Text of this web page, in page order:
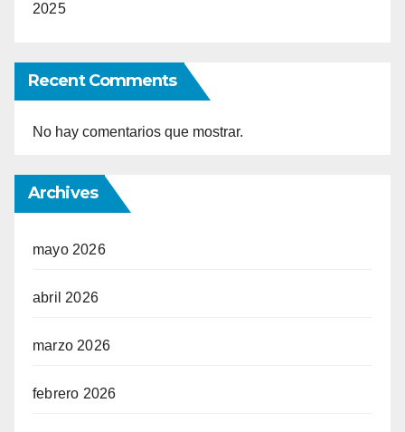
2025
Recent Comments
No hay comentarios que mostrar.
Archives
mayo 2026
abril 2026
marzo 2026
febrero 2026